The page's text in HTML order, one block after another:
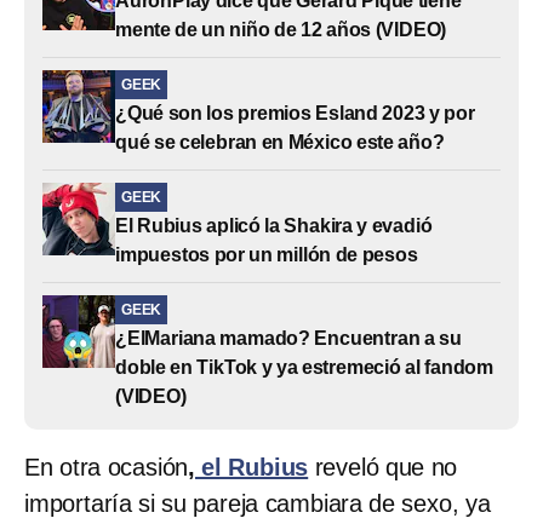
mente de un niño de 12 años (VIDEO)
GEEK
¿Qué son los premios Esland 2023 y por
qué se celebran en México este año?
GEEK
El Rubius aplicó la Shakira y evadió
impuestos por un millón de pesos
GEEK
¿ElMariana mamado? Encuentran a su
doble en TikTok y ya estremeció al fandom
(VIDEO)
En otra ocasión, el Rubius reveló que no
importaría si su pareja cambiara de sexo, ya